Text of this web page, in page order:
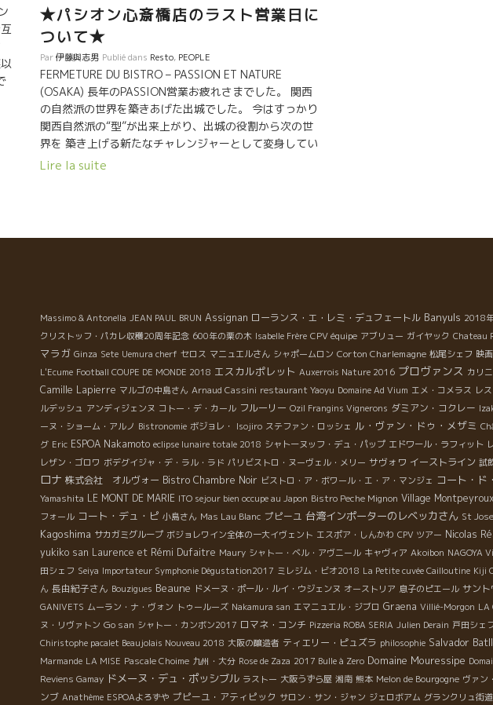
★パシオン心斎橋店のラスト営業日に
ついて★
Par伊藤與志男 Publié dans Resto, PEOPLE
FERMETURE DU BISTRO – PASSION ET NATURE
(OSAKA) 長年のPASSION営業お疲れさまでした。 関西
の自然派の世界を築きあげた出城でした。 今はすっかり
関西自然派の“型”が出来上がり、出城の役割から次の世
界を 築き上げる新たなチャレンジャーとして変身してい
くのでしょう。 数えきれな思い出があり、それらの写真
エルヴェ・スオ、セバスチャン・リフォが カトリーヌ・
ブルトン、エドワード・ラフィットが、あのダール・
エ・リボのルネ・ジャンも 藤田社長、松井さん、本当に
お世話になりました。有難うございました。Merci!! あ
のマルセル・ラピエールもお邪魔しました。 フ
ィリップ・パカレも。 フィリップ・パカレ
とモニカさんも ジェロ
ーム・ジュレも フィリップ・ジャンボ
ンも オリヴィエ・クザン
も エリアン・ダロス、ジャンピエール・ロ
ビノ、セナ / エルヴェ・スオ、セバスチャン・リフォ
も カトリーヌ・ブルトン、エドワード・ラフィ
ットも あのダール・エ・リボのルネ・ジャンも
ヴィエイユ・ジュリアンヌのジャンポ
ール・ドーマン ドミニック・ドラン
も そして、私
もお世話になりました 藤田社長、松井
さん、本当にお世話になりました。有難うございまし
た。
Lire la suite
Massimo & Antonella JEAN PAUL BRUN Assignan ローランス・エ・レミ・デュフェートル Banyuls 2018
クリストッフ・パカレ収穫20周年記念 600年の栗の木 Isabelle Frère CPV équipe アブリュー ガイヤック Chateau
マラガ Ginza Sete Uemura cherf セロス マニュエルさん シャポームロン Corton Charlemagne 松尾シェフ 映画
L'Ecume Football COUPE DE MONDE 2018 エスカルポレット Auxerrois Nature 2016 プロヴァンス カリ
Camille Lapierre マルゴの中島さん Arnaud Cassini restaurant Yaoyu Domaine Ad Vium エメ・コメラス レ
ルデッシュ アンディジェンヌ コトー・デ・カール フルーリー Ozil Frangins Vignerons ダミアン・コクレー
ーヌ・ショーム・アルノ Bistronomie ボジョレ・ Isojiro ステファン・ロッシェ ル・ヴァン・ドゥ・メザミ
グ Eric ESPOA Nakamoto eclipse lunaire totale 2018 シャトーヌッフ・デュ・パップ エドワール・ラフィット
レザン・ゴロワ ボデグイジャ・デ・ラル・ラド パリビストロ・ヌーヴェル・メリー サヴォワ イーストライン 試
ロナ 株式会社 オルヴォー Bistro Chambre Noir ビストロ・ア・ボワール・エ・ア・マンジェ コート・ド
Yamashita LE MONT DE MARIE ITO sejour bien occupe au Japon Bistro Peche Mignon Village Montpeyroux
フォール コート・デュ・ピ 小島さん Mas Lau Blanc プピーユ 台湾インポーターのレベッカさん St
Kagoshima サカガミグループ ボジョレワイン全体の一大イヴェント エスポア・しんかわ CPV ツアー Nicolas
yukiko san Laurence et Rémi Dufaitre Maury シャトー・ベル・アヴニール キャヴィア Akoibon NAGOYA
田シェフ Seiya Importateur Symphonie Dégustation2017 ミレジム・ビオ2018 La Petite cuvée Cailloutine Kiji
ん 長由紀子さん Bouzigues Beaune ドメーヌ・ポール・ルイ・ウジェンヌ オーストリア 息子のピエール サント
GANIVETS ムーラン・ナ・ヴォン トゥールーズ Nakamura san エマニュエル・ジブロ Graena Villié-Morgon LA
ヌ・リヴァトン Go san シャトー・カンボン2017 ロマネ・コンチ Pizzeria ROBA SERIA Julien Derain 戸田シェ
Chiristophe pacalet Beaujolais Nouveau 2018 大阪の醸造者 ティエリー・ピュズラ philosophie Salvador
Marmande LA MISE Pascale Choime 九州・大分 Rose de Zaza 2017 Bulle à Zero Domaine Mouressipe
Reviens Gamay ドメーヌ・デュ・ポッシブル ラストー 大阪うずら屋 湘南 熊本 Melon de Bourgogne ヴァン
ンブ Anathème ESPOAよろずや プピーユ・アティピック サロン・サン・ジャン ジェロボアム グランクリュ街道